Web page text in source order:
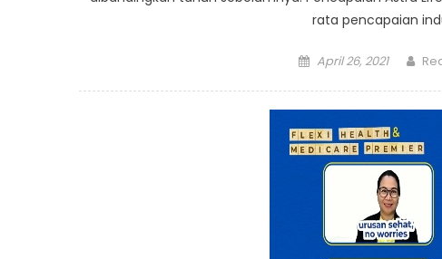
rata pencapaian
Posted
April 26, 2021